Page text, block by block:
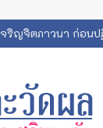
ริญจิตภาวนา ก่อน